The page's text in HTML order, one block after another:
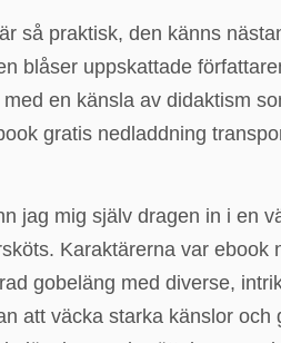
så praktisk, den känns
blåser uppskattade
en känsla av didaktism
gratis nedladdning
jag mig själv dragen in i en
Karaktärerna var
gobeläng med diverse,
att väcka starka känslor